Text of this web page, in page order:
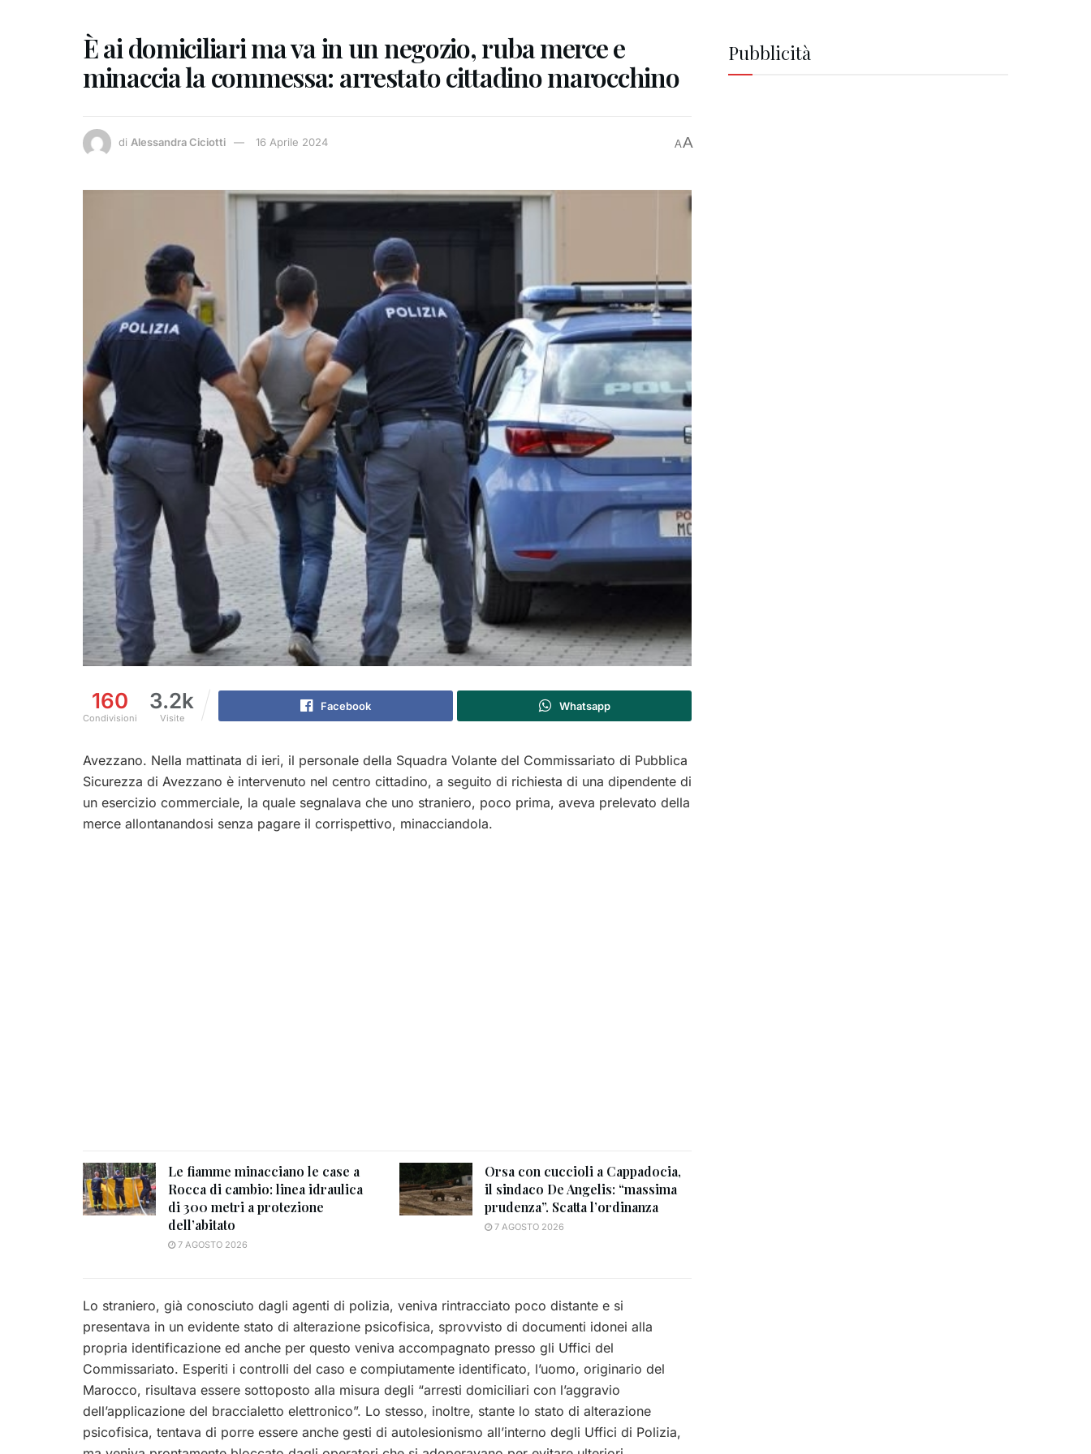
È ai domiciliari ma va in un negozio, ruba merce e
minaccia la commessa: arrestato cittadino marocchino
di Alessandra Ciciotti 16 Aprile 2024 AA
160
Condivisioni
3.2k
Visite
Facebook Whatsapp
Avezzano. Nella mattinata di ieri, il personale della Squadra Volante del Commissariato di Pubblica
Sicurezza di Avezzano è intervenuto nel centro cittadino, a seguito di richiesta di una dipendente di
un esercizio commerciale, la quale segnalava che uno straniero, poco prima, aveva prelevato della
merce allontanandosi senza pagare il corrispettivo, minacciandola.
Le fiamme minacciano le case a
Rocca di cambio: linea idraulica
di 300 metri a protezione
dell’abitato
7 AGOSTO 2026
Orsa con cuccioli a Cappadocia,
il sindaco De Angelis: “massima
prudenza”. Scatta l’ordinanza
7 AGOSTO 2026
Lo straniero, già conosciuto dagli agenti di polizia, veniva rintracciato poco distante e si
presentava in un evidente stato di alterazione psicofisica, sprovvisto di documenti idonei alla
propria identificazione ed anche per questo veniva accompagnato presso gli Uffici del
Commissariato. Esperiti i controlli del caso e compiutamente identificato, l’uomo, originario del
Marocco, risultava essere sottoposto alla misura degli “arresti domiciliari con l’aggravio
dell’applicazione del braccialetto elettronico”. Lo stesso, inoltre, stante lo stato di alterazione
psicofisica, tentava di porre essere anche gesti di autolesionismo all’interno degli Uffici di Polizia,
Pubblicità